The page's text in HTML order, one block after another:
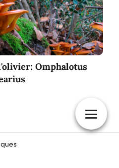
Omphalotus